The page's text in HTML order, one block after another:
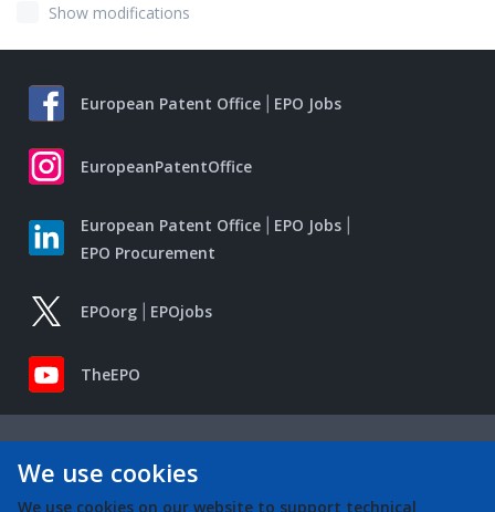
Show modifications
European Patent Office EPO Jobs
EuropeanPatentOffice
European Patent Office
EPO Jobs
EPO Procurement
EPOorg EPOjobs
TheEPO
We use cookies
We use cookies on our website to support technical